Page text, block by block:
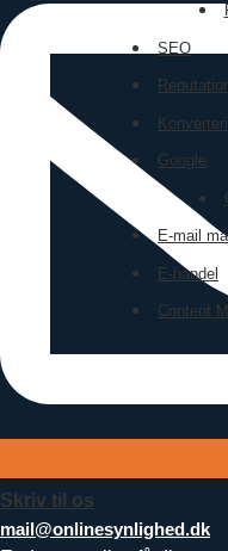
SEO
Google
E-mail
E-handel
Content
Skriv til os
mail@onlinesynlighed.dk